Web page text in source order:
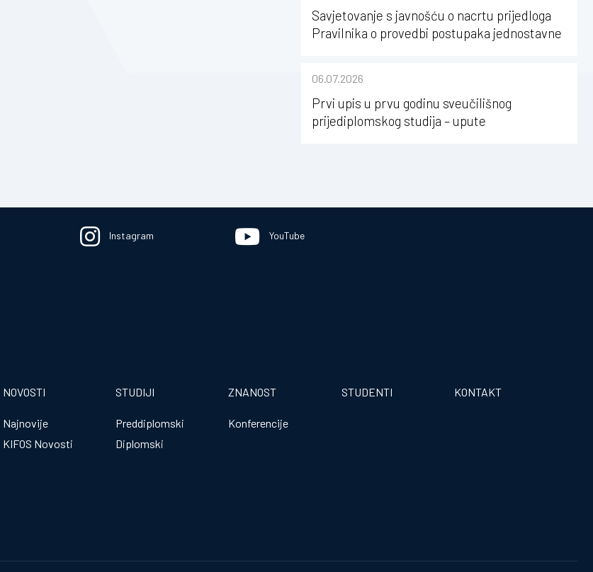
Savjetovanje s javnošću o nacrtu prijedloga
Pravilnika o provedbi postupaka jednostavne
Strossmayera u Osijeku
06.07.2026
Prvi upis u prvu godinu sveučilišnog
prijediplomskog studija – upute
Instagram YouTube
NOVOSTI
Najnovije
KIFOS Novosti
STUDIJI
Preddiplomski
Diplomski
ZNANOST
Konferencije
STUDENTI KONTAKT